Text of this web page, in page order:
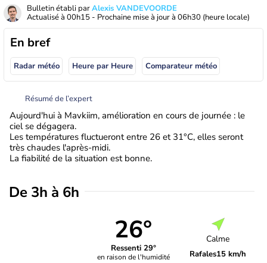
Bulletin établi parAlexis VANDEVOORDE
Actualisé à 00h15 - Prochaine mise à jour à 06h30 (heure locale)
En bref
Radar météo Heure par Heure Comparateur météo
Résumé de l’expert
Aujourd'hui à Mavkiim, amélioration en cours de journée : le
ciel se dégagera.
Les températures fluctueront entre 26 et 31°C, elles seront
très chaudes l'après-midi.
La fiabilité de la situation est bonne.
De 3h à 6h
26°
Ressenti 29°
en raison de l'humidité
Calme
Rafales15 km/h